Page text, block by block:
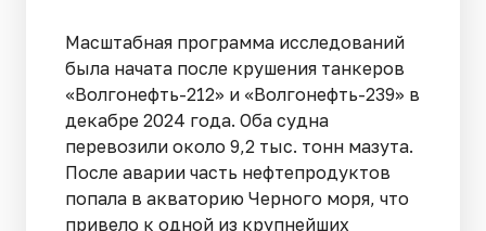
Масштабная программа исследований
была начата после крушения танкеров
«Волгонефть-212» и «Волгонефть-239» в
декабре 2024 года. Оба судна
перевозили около 9,2 тыс. тонн мазута.
После аварии часть нефтепродуктов
попала в акваторию Черного моря, что
привело к одной из крупнейших